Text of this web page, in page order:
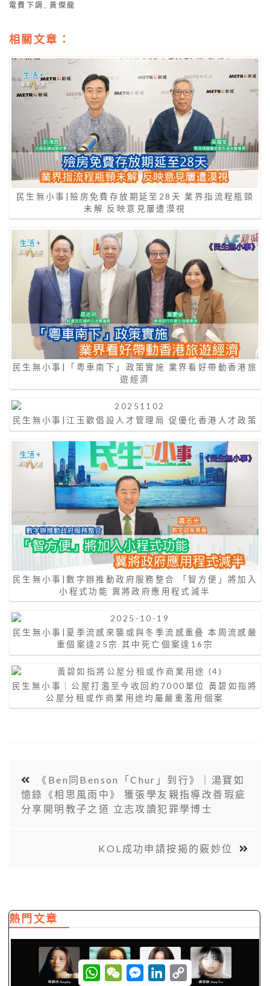
電費下調 ,黃傑龍
相關文章：
民生無小事|殮房免費存放期延至28天 業界指流程瓶頸
未解 反映意見屢遭漠視
民生無小事|「粵車南下」政策實施 業界看好帶動香港旅
遊經濟
民生無小事|江玉歡倡設人才管理局 促優化香港人才政策
民生無小事|數字辦推動政府服務整合 「智方便」將加入
小程式功能 冀將政府應用程式減半
民生無小事|夏季流感來襲或與冬季流感重叠 本周流感嚴
重個案達25宗 其中死亡個案達16宗
民生無小事｜公屋打濫至今收回約7000單位 黃碧如指將
公屋分租或作商業用途均屬嚴重濫用個案
《Ben同Benson「Chur」到行》｜湯寶如
憶錄《相思風雨中》 獲張學友親指導改善瑕疵
分享開明教子之道 立志攻讀犯罪學博士
KOL成功申請按揭的竅妙位
熱門文章
W
h
W
e
M
e
L
o